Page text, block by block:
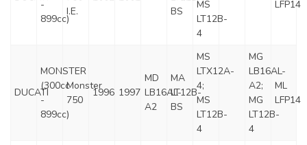
-
899cc)
I.E.
BS
MS
LT12B-
4
LFP14
DUCATI
MONSTER
(300cc
-
899cc)
Monster
750
1996 1997
MD
LB16AL-
A2
MA
LT12B-
BS
MS
LTX12A-
4;
MS
LT12B-
4
MG
LB16AL-
A2;
MG
LT12B-
4
ML
LFP14